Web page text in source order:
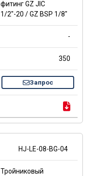
фитинг GZ JIC
1/2"-20 / GZ BSP 1/8"
-
350
Запрос
HJ-LE-08-BG-04
Тройниковый